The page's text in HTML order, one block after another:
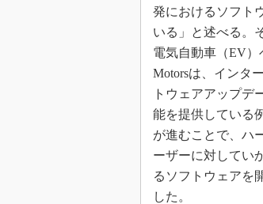
発におけるソフト
いる」と述べる。
電気自動車（EV）
Motorsは、インタ
トウェアアップデ
能を提供している
が進むことで、ハ
ーザーに対してい
るソフトウェアを
した。